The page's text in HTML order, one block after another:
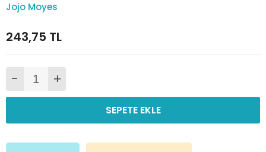
Jojo Moyes
243,75 TL
- +
SEPETE EKLE